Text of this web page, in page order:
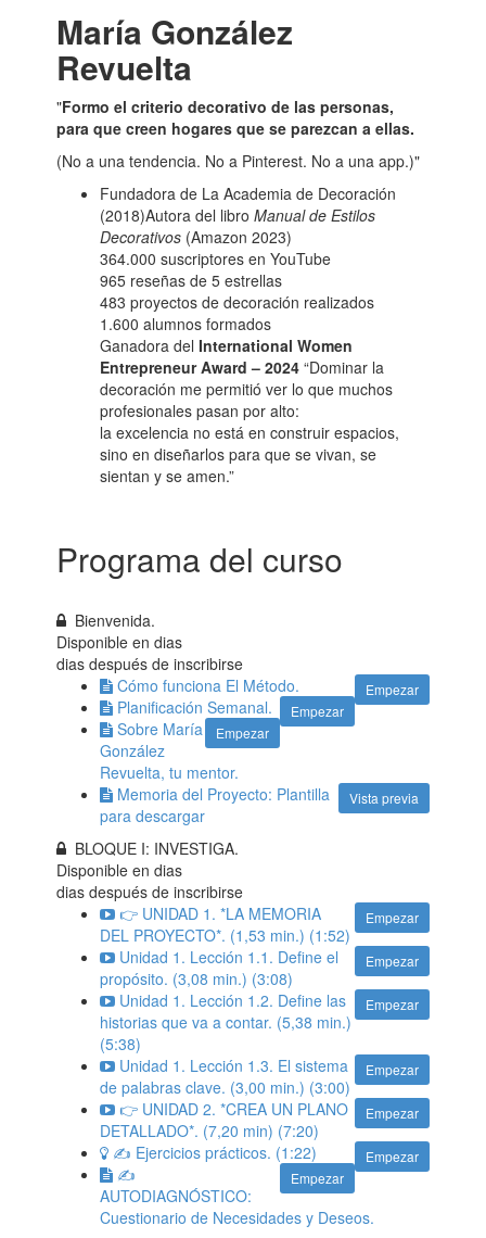
María González
Revuelta
"Formo el criterio decorativo de las personas,
para que creen hogares que se parezcan a ellas.
(No a una tendencia. No a Pinterest. No a una app.)"
Fundadora de La Academia de Decoración
(2018)Autora del libroManual de Estilos
Decorativos (Amazon 2023)
364.000 suscriptores en YouTube
965 reseñas de 5 estrellas
483 proyectos de decoración realizados
1.600 alumnos formados
Ganadora delInternational Women
Entrepreneur Award – 2024 “Dominar la
decoración me permitió ver lo que muchos
profesionales pasan por alto:
la excelencia no está en construir espacios,
sino en diseñarlos para que se vivan, se
sientan y se amen.”
Programa del curso
Bienvenida.
Disponible endias
dias después de inscribirse
Empezar
Cómo funciona El Método.
Empezar
Planificación Semanal.
Empezar
Sobre María
González
Revuelta, tu mentor.
Vista previa
Memoria del Proyecto: Plantilla
para descargar
BLOQUE I: INVESTIGA.
Disponible endias
dias después de inscribirse
Empezar
👉 UNIDAD 1. *LA MEMORIA
DEL PROYECTO*. (1,53 min.) (1:52)
Empezar
Unidad 1. Lección 1.1. Define el
propósito. (3,08 min.) (3:08)
Empezar
Unidad 1. Lección 1.2. Define las
historias que va a contar. (5,38 min.)
(5:38)
Empezar
Unidad 1. Lección 1.3. El sistema
de palabras clave. (3,00 min.) (3:00)
Empezar
👉 UNIDAD 2. *CREA UN PLANO
DETALLADO*. (7,20 min) (7:20)
Empezar
✍️ Ejercicios prácticos. (1:22)
Empezar
✍️
AUTODIAGNÓSTICO:
Cuestionario de Necesidades y Deseos.